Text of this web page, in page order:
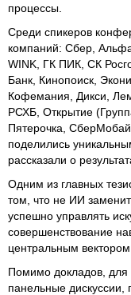
процессы.
Среди спикеров
компаний: Сбер,
WINK, ГК ПИК, СК
Банк, Кинопоиск,
Кофемания, Дикси,
РСХБ, Открытие
Пятерочка,
поделились
рассказали о
Одним из главных
том, что не ИИ
успешно управлять
совершенствование
центральным
Помимо докладов, для
панельные дискуссии,